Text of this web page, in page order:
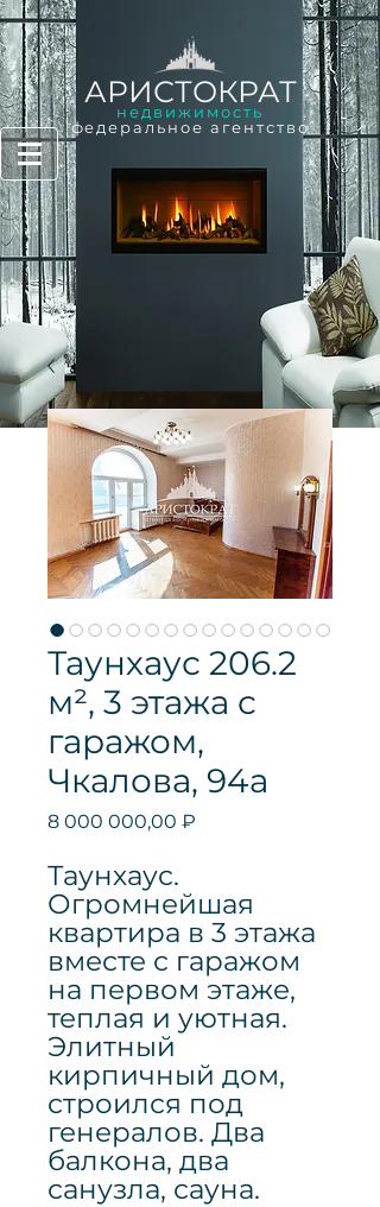
АРИСТОКРАТ
недвижимость
федеральное агентство
Таунхаус 206.2
м², 3 этажа с
гаражом,
Чкалова, 94а
8 000 000,00 ₽
Таунхаус.
Огромнейшая
квартира в 3 этажа
вместе с гаражом
на первом этаже,
теплая и уютная.
Элитный
кирпичный дом,
строился под
генералов. Два
балкона, два
санузла, сауна.